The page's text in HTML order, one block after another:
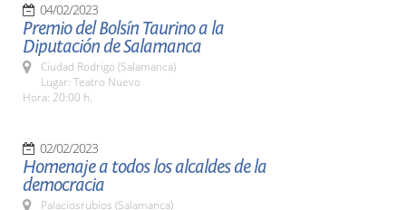
04/02/2023
Premio del Bolsín Taurino a la
Diputación de Salamanca
Ciudad Rodrigo (Salamanca)
Lugar: Teatro Nuevo
Hora: 20:00 h.
02/02/2023
Homenaje a todos los alcaldes de la
democracia
Palaciosrubios (Salamanca)